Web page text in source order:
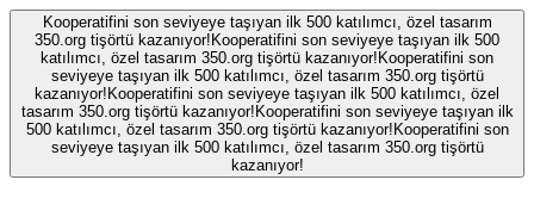
Kooperatifini son seviyeye taşıyan ilk 500 katılımcı, özel tasarım
350.org tişörtü kazanıyor! Kooperatifini son seviyeye taşıyan ilk 500
katılımcı, özel tasarım 350.org tişörtü kazanıyor! Kooperatifini son
seviyeye taşıyan ilk 500 katılımcı, özel tasarım 350.org tişörtü
kazanıyor! Kooperatifini son seviyeye taşıyan ilk 500 katılımcı, özel
tasarım 350.org tişörtü kazanıyor! Kooperatifini son seviyeye taşıyan ilk
500 katılımcı, özel tasarım 350.org tişörtü kazanıyor! Kooperatifini son
seviyeye taşıyan ilk 500 katılımcı, özel tasarım 350.org tişörtü
kazanıyor!